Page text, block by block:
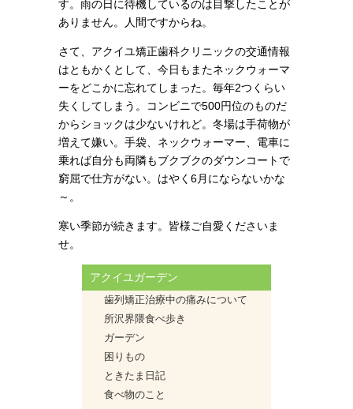
す。雨の日に待機しているのは目撃したことが
ありません。人間ですからね。
さて、アクイユ矯正歯科クリニックの交通情報
はともかくとして、今日もまたネックウォーマ
ーをどこかに忘れてしまった。毎年2つくらい
失くしてしまう。コンビニで500円位のものだ
からショックは少ないけれど。冬場は手荷物が
増えて嫌い。手袋、ネックウォーマー、電車に
乗れば自分も両隣もブクブクのダウンコートで
窮屈で仕方がない。はやく6月にならないかな
～。
寒い季節が続きます。皆様ご自愛くださいま
せ。
アクイユガーデン
歯列矯正治療中の痛みについて
所沢界隈食べ歩き
ガーデン
困りもの
ときたま日記
食べ物のこと